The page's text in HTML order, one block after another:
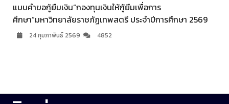
แบบคำขอกู้ยืมเงิน“กองทุนเงินให้กู้ยืมเพื่อการ
ศึกษา”มหาวิทยาลัยราชภัฏเทพสตรี ประจำปีการศึกษา 2569
24 กุมภาพันธ์ 2569 4852